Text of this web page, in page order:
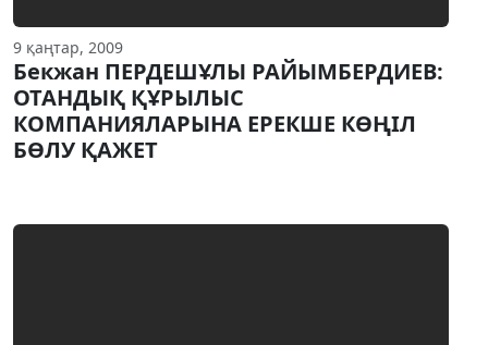
9 қаңтар, 2009
Бекжан ПЕРДЕШҰЛЫ РАЙЫМБЕРДИЕВ:
ОТАНДЫҚ ҚҰРЫЛЫС
КОМПАНИЯЛАРЫНА ЕРЕКШЕ КӨҢIЛ
БӨЛУ ҚАЖЕТ